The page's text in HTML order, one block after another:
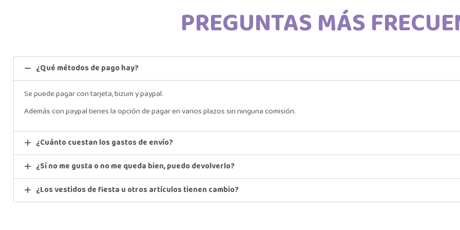
PREGUNTAS MÁS
¿Qué métodos de pago hay?
Se puede pagar con tarjeta, bizum y paypal.
Además con paypal tienes la opción de pagar en varios plazos sin ninguna comisión.
¿Cuánto cuestan los gastos de envío?
¿Si no me gusta o no me queda bien, puedo devolverlo?
¿Los vestidos de fiesta u otros artículos tienen cambio?